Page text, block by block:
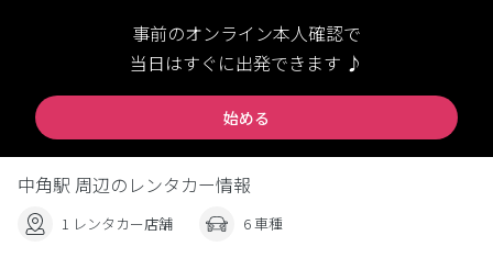
事前のオンライン本人確認で
当日はすぐに出発できます ♪
始める
中角駅 周辺のレンタカー情報
1 レンタカー店舗 6 車種